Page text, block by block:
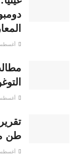
أغسطس 5,
أغسطس 5,
طن
أغسطس 5,